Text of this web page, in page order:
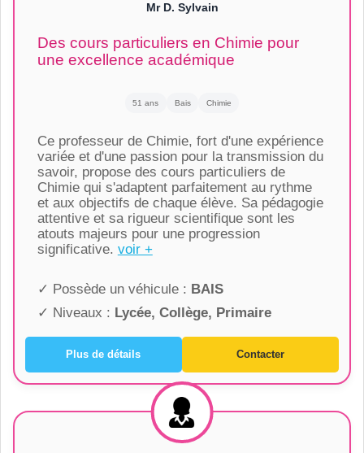
Mr D. Sylvain
Des cours particuliers en Chimie pour
une excellence académique
51 ans Bais Chimie
Ce professeur de Chimie, fort d'une expérience
variée et d'une passion pour la transmission du
savoir, propose des cours particuliers de
Chimie qui s'adaptent parfaitement au rythme
et aux objectifs de chaque élève. Sa pédagogie
attentive et sa rigueur scientifique sont les
atouts majeurs pour une progression
significative. voir +
✓ Possède un véhicule : BAIS
✓ Niveaux : Lycée, Collège, Primaire
Plus de détails Contacter